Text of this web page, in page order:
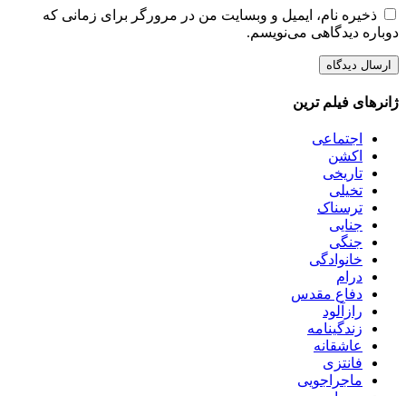
ذخیره نام، ایمیل و وبسایت من در مرورگر برای زمانی که
دوباره دیدگاهی می‌نویسم.
ژانرهای فیلم ترین
اجتماعی
اکشن
تاریخی
تخیلی
ترسناک
جنایی
جنگی
خانوادگی
درام
دفاع مقدس
رازآلود
زندگینامه
عاشقانه
فانتزی
ماجراجویی